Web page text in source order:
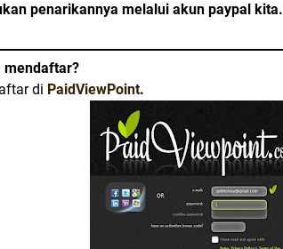
penarikannya melalui akun paypal kita.
mendaftar?
di PaidViewPoint.